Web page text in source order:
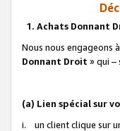
1. Achats Donnant
Nous nous engageons
Donnant Droit » qui –
(a) Lien spécial sur
i. un client clique sur